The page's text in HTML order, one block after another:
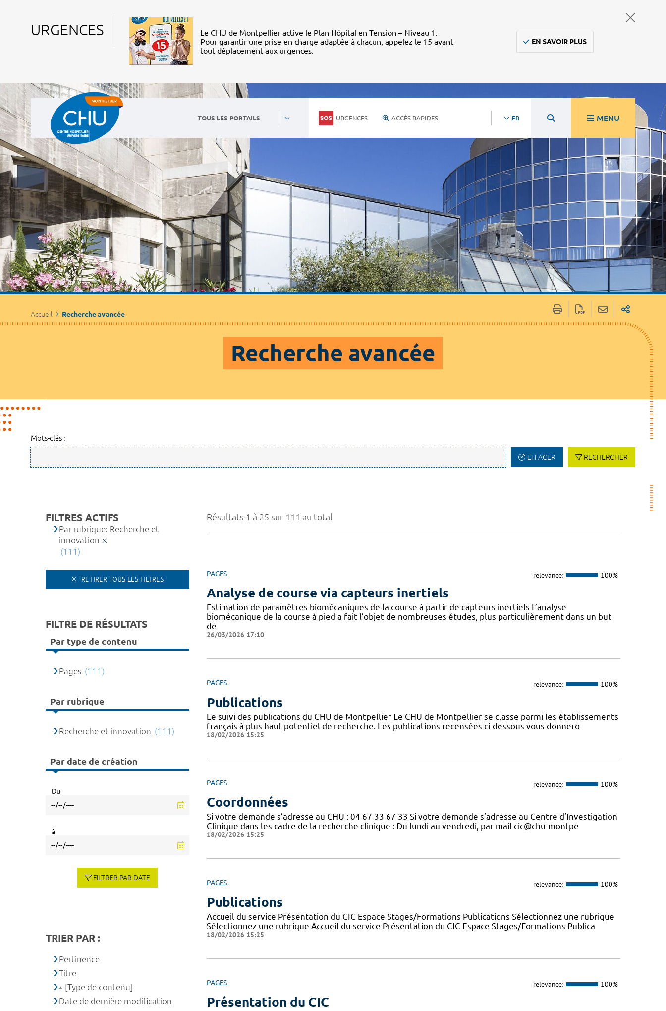
URGENCES
Le CHU de Montpellier active le Plan Hôpital en Tension – Niveau 1.
Pour garantir une prise en charge adaptée à chacun, appelez le 15 avant
tout déplacement aux urgences.
EN SAVOIR PLUS
TOUS LES PORTAILS URGENCES ACCÈS RAPIDES FR MENU
Accueil Recherche avancée
Recherche avancée
Mots-clés :
EFFACER RECHERCHER
Résultats 1 à 25 sur 111 au total
PAGES relevance: 100%
Analyse de course via capteurs inertiels
Estimation de paramètres biomécaniques de la course à partir de capteurs inertiels L’analyse
biomécanique de la course à pied a fait l’objet de nombreuses études, plus particulièrement dans un but
de
26/03/2026 17:10
PAGES relevance: 100%
Publications
Le suivi des publications du CHU de Montpellier Le CHU de Montpellier se classe parmi les établissements
français à plus haut potentiel de recherche. Les publications recensées ci-dessous vous donnero
18/02/2026 15:25
PAGES relevance: 100%
Coordonnées
Si votre demande s’adresse au CHU : 04 67 33 67 33 Si votre demande s’adresse au Centre d’Investigation
Clinique dans les cadre de la recherche clinique : Du lundi au vendredi, par mail cic@chu-montpe
18/02/2026 15:25
PAGES relevance: 100%
Publications
Accueil du service Présentation du CIC Espace Stages/Formations Publications Sélectionnez une rubrique
Sélectionnez une rubrique Accueil du service Présentation du CIC Espace Stages/Formations Publica
18/02/2026 15:25
PAGES relevance: 100%
Présentation du CIC
FILTRES ACTIFS
Par rubrique: Recherche et
innovation
(111)
RETIRER TOUS LES FILTRES
FILTRE DE RÉSULTATS
Par type de contenu
Pages (111)
Par rubrique
Recherche et innovation (111)
Par date de création
Du
à
FILTRER PAR DATE
TRIER PAR :
Pertinence
Titre
[Type de contenu]
Date de dernière modification